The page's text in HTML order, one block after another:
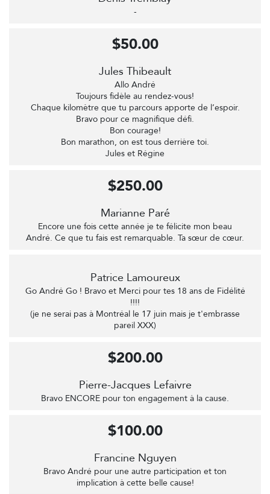
-
Jules Thibeault
Allo André
Toujours fidèle au rendez-vous!
Chaque kilomètre que tu parcours apporte de l’espoir.
Bravo pour ce magnifique défi.
Bon courage!
Bon marathon, on est tous derrière toi.
Jules et Régine
$50.00
Marianne Paré
Encore une fois cette année je te félicite mon beau
André. Ce que tu fais est remarquable. Ta sœur de cœur.
$250.00
Patrice Lamoureux
Go André Go ! Bravo et Merci pour tes 18 ans de Fidélité
!!!!
(je ne serai pas à Montréal le 17 juin mais je t'embrasse
pareil XXX)
Pierre-Jacques Lefaivre
Bravo ENCORE pour ton engagement à la cause.
$200.00
Francine Nguyen
Bravo André pour une autre participation et ton
implication à cette belle cause!
$100.00